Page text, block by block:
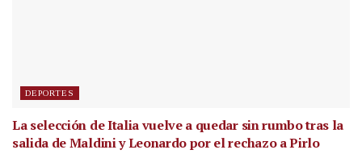
DEPORTES
La selección de Italia vuelve a quedar sin rumbo tras la
salida de Maldini y Leonardo por el rechazo a Pirlo